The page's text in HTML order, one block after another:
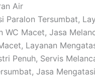
Air
Paralon Tersumbat,
WC Macet, Jasa
Layanan
Penuh, Servis
Jasa